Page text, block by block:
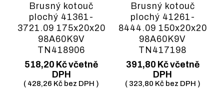
Brusný kotouč
plochý 41361-
3721.09 175x20x20
98A60K9V
TN418906
518,20 Kčvčetně
DPH
( 428,26 Kč bez DPH )
Brusný kotouč
plochý 41261-
8444.09 150x20x20
98A60K9V
TN417198
391,80 Kčvčetně
DPH
( 323,80 Kčbez DPH )